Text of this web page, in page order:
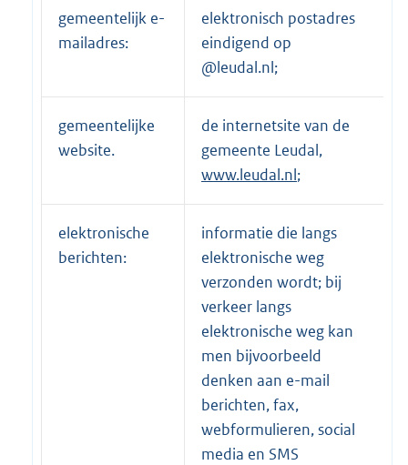
gemeentelijk e-
mailadres:
elektronisch postadres
eindigend op
@leudal.nl;
gemeentelijke
website.
de internetsite van de
gemeente Leudal,
www.leudal.nl;
elektronische
berichten:
informatie die langs
elektronische weg
verzonden wordt; bij
verkeer langs
elektronische weg kan
men bijvoorbeeld
denken aan e-mail
berichten, fax,
webformulieren, social
media en SMS